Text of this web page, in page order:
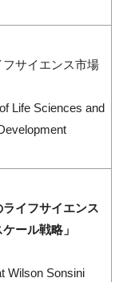
フサイエンス市場
Life Sciences and
ライフサイエンス
ール戦略」
Wilson Sonsini